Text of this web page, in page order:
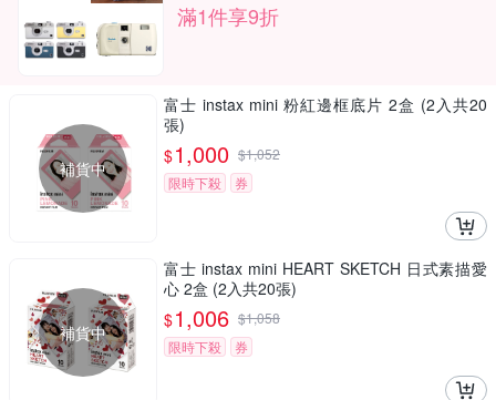
滿1件享9折
補貨中
富士 instax mini 粉紅邊框底片 2盒 (2入共20
張)
$1,000 $1,052
限時下殺
券
補貨中
富士 instax mini HEART SKETCH 日式素描愛
心 2盒 (2入共20張)
$1,006 $1,058
限時下殺
券